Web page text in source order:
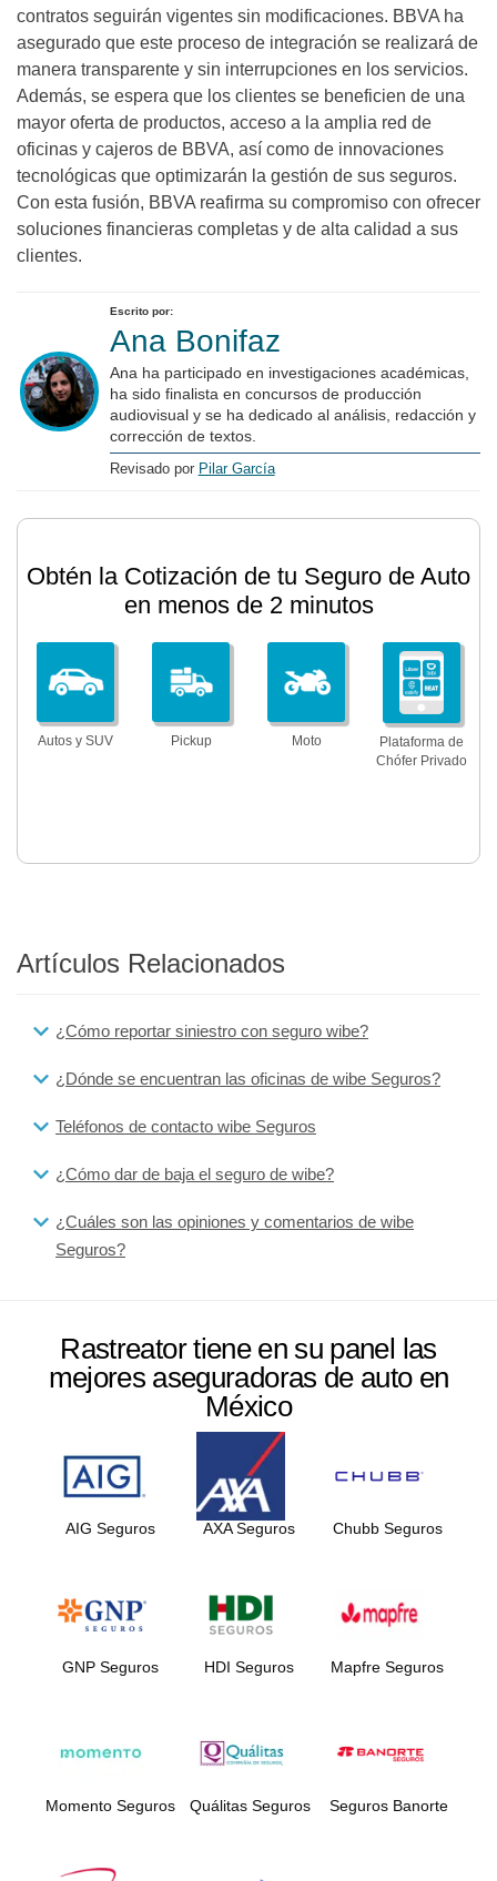
contratos seguirán vigentes sin modificaciones. BBVA ha
asegurado que este proceso de integración se realizará de
manera transparente y sin interrupciones en los servicios.
Además, se espera que los clientes se beneficien de una
mayor oferta de productos, acceso a la amplia red de
oficinas y cajeros de BBVA, así como de innovaciones
tecnológicas que optimizarán la gestión de sus seguros.
Con esta fusión, BBVA reafirma su compromiso con ofrecer
soluciones financieras completas y de alta calidad a sus
clientes.
Escrito por:
Ana Bonifaz
Ana ha participado en investigaciones académicas,
ha sido finalista en concursos de producción
audiovisual y se ha dedicado al análisis, redacción y
corrección de textos.
Revisado por Pilar García
Obtén la Cotización de tu Seguro de Auto
en menos de 2 minutos
Autos y SUV Pickup Moto
Plataforma de
Chófer Privado
Artículos Relacionados
¿Cómo reportar siniestro con seguro wibe?
¿Dónde se encuentran las oficinas de wibe Seguros?
Teléfonos de contacto wibe Seguros
¿Cómo dar de baja el seguro de wibe?
¿Cuáles son las opiniones y comentarios de wibe
Seguros?
Rastreator tiene en su panel las
mejores aseguradoras de auto en
México
AIG Seguros AXA Seguros Chubb Seguros
GNP Seguros HDI Seguros Mapfre Seguros
Momento Seguros Quálitas Seguros Seguros Banorte